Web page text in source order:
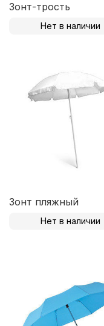
Зонт-трость
Нет в наличии
Зонт пляжный
Нет в наличии